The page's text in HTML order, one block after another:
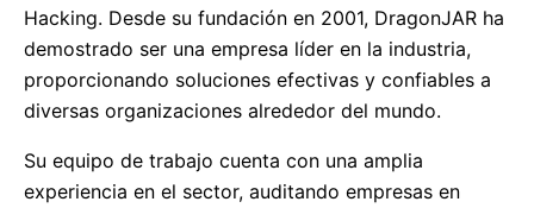
Hacking. Desde su fundación en 2001, DragonJAR ha
demostrado ser una empresa líder en la industria,
proporcionando soluciones efectivas y confiables a
diversas organizaciones alrededor del mundo.
Su equipo de trabajo cuenta con una amplia
experiencia en el sector, auditando empresas en